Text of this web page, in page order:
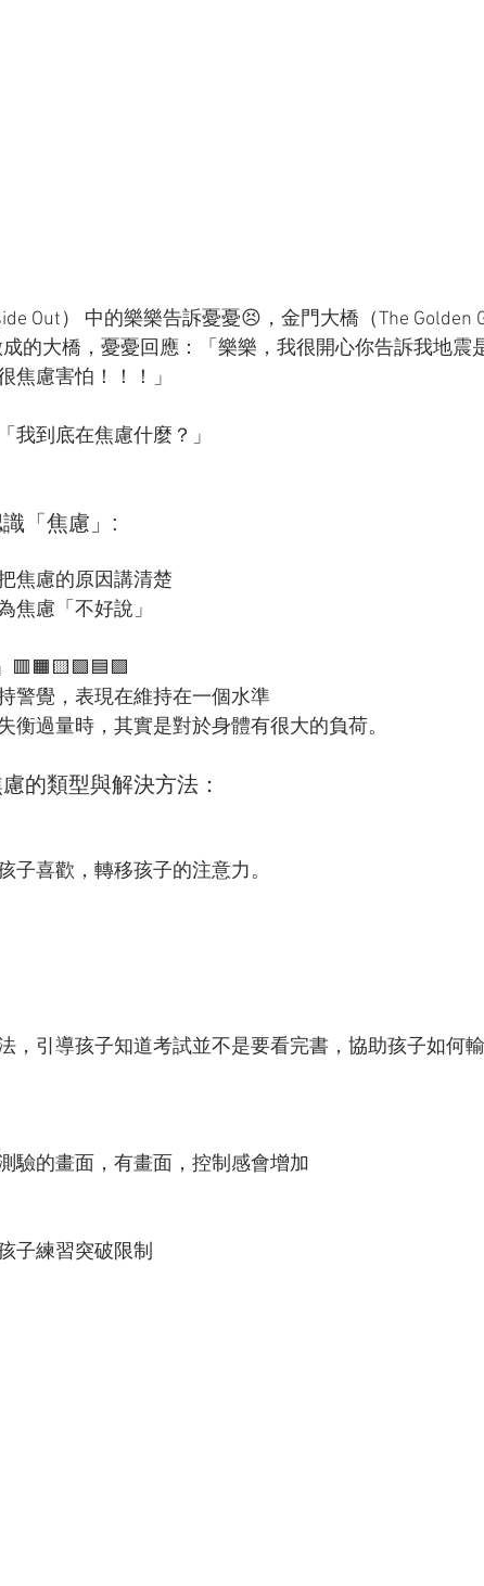
Out） 中的樂樂告訴憂憂😣，金門大橋（The Golden
的大橋，憂憂回應：「樂樂，我很開心你告訴我地震
焦慮害怕！！！」
我到底在焦慮什麼？」
「焦慮」:
焦慮的原因講清楚
焦慮「不好說」
🟥🟧🟨🟩🟦🟪
警覺，表現在維持在一個水準
衡過量時，其實是對於身體有很大的負荷。
的類型與解決方法：
子喜歡，轉移孩子的注意力。
，引導孩子知道考試並不是要看完書，協助孩子如何
驗的畫面，有畫面，控制感會增加
子練習突破限制